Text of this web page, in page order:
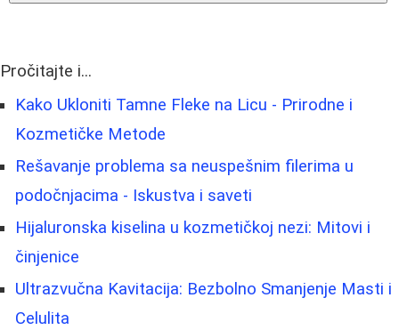
Pročitajte i...
Kako Ukloniti Tamne Fleke na Licu - Prirodne i
Kozmetičke Metode
Rešavanje problema sa neuspešnim filerima u
podočnjacima - Iskustva i saveti
Hijaluronska kiselina u kozmetičkoj nezi: Mitovi i
činjenice
Ultrazvučna Kavitacija: Bezbolno Smanjenje Masti i
Celulita